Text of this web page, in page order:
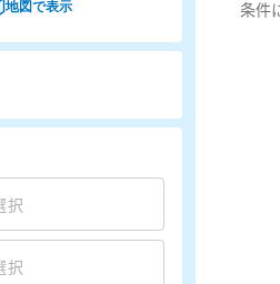
条件
地図で表示